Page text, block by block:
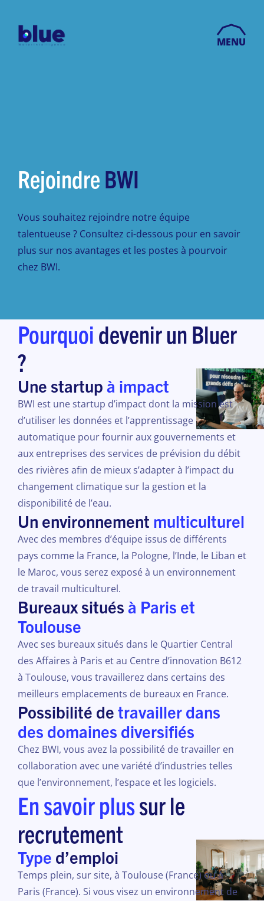
MENU
Rejoindre BWI
Vous souhaitez rejoindre notre équipe
talentueuse ? Consultez ci-dessous pour en savoir
plus sur nos avantages et les postes à pourvoir
chez BWI.
Pourquoi devenir un Bluer
?
Une startupà impact
BWI est une startup d’impact dont la mission est
d’utiliser les données et l’apprentissage
automatique pour fournir aux gouvernements et
aux entreprises des services de prévision du débit
des rivières afin de mieux s’adapter à l’impact du
changement climatique sur la gestion et la
disponibilité de l’eau.
Un environnement multiculturel
Avec des membres d’équipe issus de différents
pays comme la France, la Pologne, l’Inde, le Liban et
le Maroc, vous serez exposé à un environnement
de travail multiculturel.
Bureaux situésà Paris et
Toulouse
Avec ses bureaux situés dans le Quartier Central
des Affaires à Paris et au Centre d’innovation B612
à Toulouse, vous travaillerez dans certains des
meilleurs emplacements de bureaux en France.
Possibilité detravailler dans
des domaines diversifiés
Chez BWI, vous avez la possibilité de travailler en
collaboration avec une variété d’industries telles
que l’environnement, l’espace et les logiciels.
En savoir plussur le
recrutement
Type d’emploi
Temps plein, sur site, à Toulouse (France) ou à
Paris (France). Si vous visez un environnement de